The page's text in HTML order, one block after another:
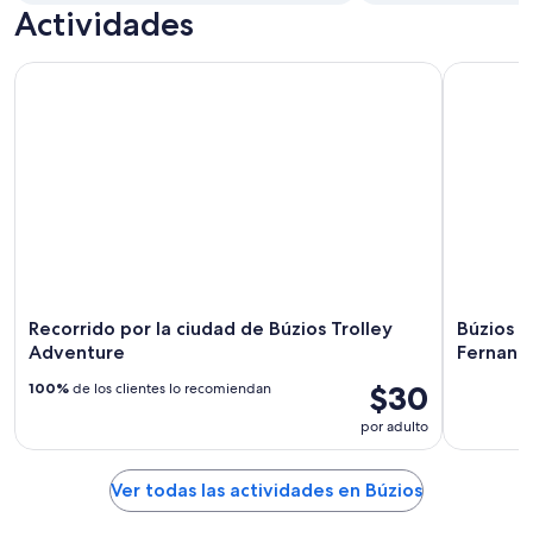
Actividades
Recorrido por la ciudad de Búzios Trolley
Adventure
$30
por adulto
100% de los clientes lo recomiendan
Recorrido por la ciudad de Búzios Trolley Adventure
Búzios
Búzios
Ver todas las actividades en Búzios